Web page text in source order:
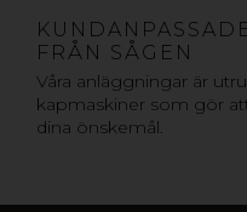
FRÅN SÅGEN
Våra anläggningar är
kapmaskiner som gör
dina önskemål.